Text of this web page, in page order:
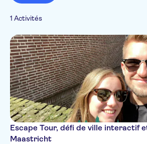
1 Activités
Escape Tour, défi de ville interactif
Maastricht